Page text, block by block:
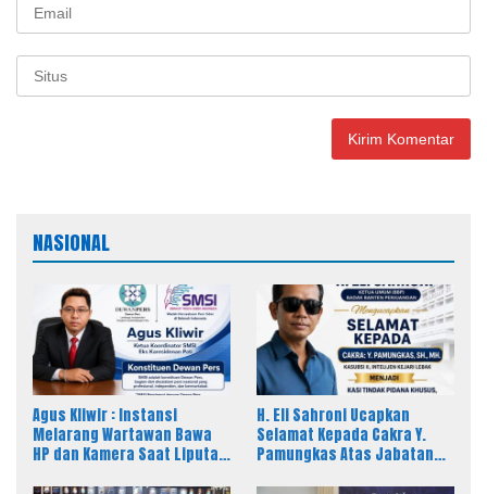
NASIONAL
Agus Kliwir : Instansi
Melarang Wartawan Bawa
HP dan Kamera Saat Liputan
H. Eli Sahroni Ucapkan
Selamat Kepada Cakra Y.
Pamungkas Atas Jabatan